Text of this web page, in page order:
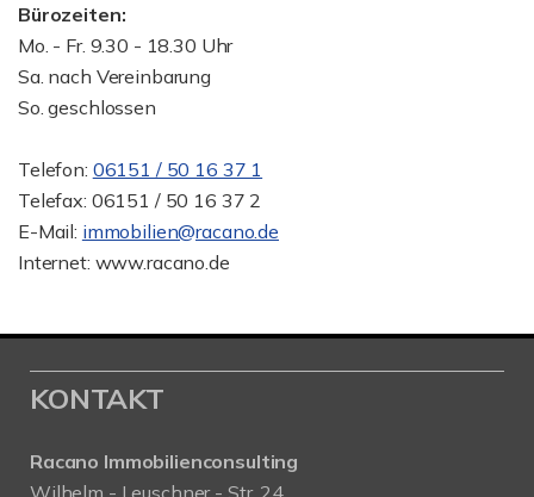
Bürozeiten:
Mo. - Fr. 9.30 - 18.30 Uhr
Sa. nach Vereinbarung
So. geschlossen
Telefon: 06151 / 50 16 37 1
Telefax: 06151 / 50 16 37 2
E-Mail: immobilien@racano.de
Internet: www.racano.de
KONTAKT
Racano Immobilienconsulting
Wilhelm - Leuschner - Str. 24